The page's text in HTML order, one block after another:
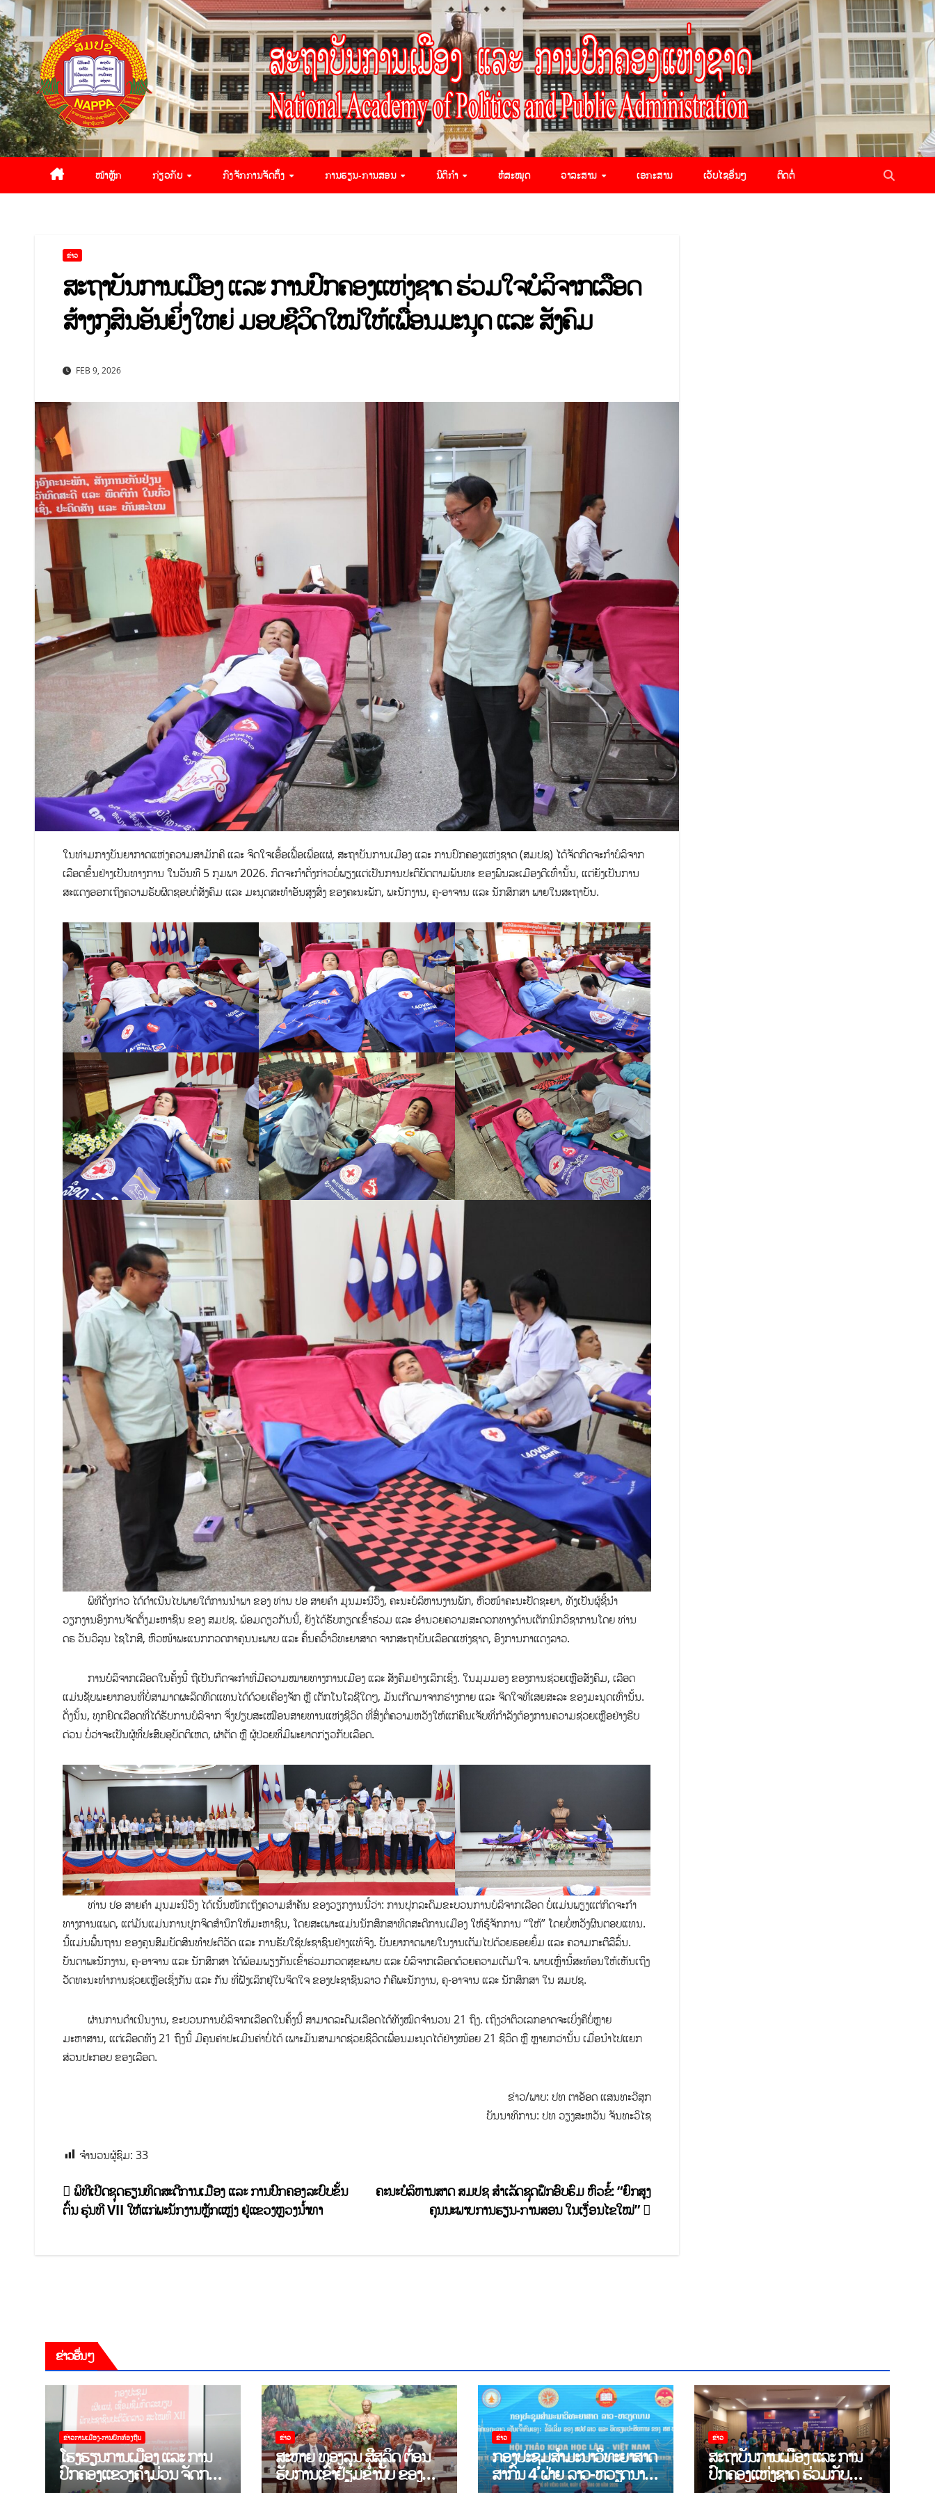
ໜ້າຫຼັກ ກ່ຽວກັບ ກົງຈັກການຈັດຕັ້ງ ການຮຽນ-ການສອນ ນິຕິກຳ ຫໍສະໝຸດ ວາລະສານ ເອກະສານ ເວັບໄຊອື່ນໆ ຕິດຕໍ່
ຂ່າວ
ສະຖາບັນການເມືອງ ແລະ ການປົກຄອງແຫ່ງຊາດ ຮ່ວມໃຈບໍລິຈາກເລືອດ
ສ້າງກຸສົນອັນຍິ່ງໃຫຍ່ ມອບຊີວິດໃໝ່ໃຫ້ເພື່ອນມະນຸດ ແລະ ສັງຄົມ
FEB 9, 2026
ໃນທ່າມກາງບັນຍາກາດແຫ່ງຄວາມສາມັກຄີ ແລະ ຈິດໃຈເອື້ອເຟື້ອເພື່ອແຜ່, ສະຖາບັນການເມືອງ ແລະ ການປົກຄອງແຫ່ງຊາດ (ສມປຊ) ໄດ້ຈັດກິດຈະກຳບໍລິຈາກ
ເລືອດຂຶ້ນຢ່າງເປັນທາງການ ໃນວັນທີ 5 ກຸມພາ 2026. ກິດຈະກຳດັ່ງກ່າວບໍ່ພຽງແຕ່ເປັນການປະຕິບັດຕາມພັນທະ ຂອງພົນລະເມືອງດີເທົ່ານັ້ນ, ແຕ່ຍັງເປັນການ
ສະແດງອອກເຖິງຄວາມຮັບຜິດຊອບຕໍ່ສັງຄົມ ແລະ ມະນຸດສະທຳອັນສູງສົ່ງ ຂອງຄະນະພັກ, ພະນັກງານ, ຄູ-ອາຈານ ແລະ ນັກສຶກສາ ພາຍໃນສະຖາບັນ.
ພິທີດັ່ງກ່າວ ໄດ້ດຳເນີນໄປພາຍໃຕ້ການນຳພາ ຂອງ ທ່ານ ປອ ສາຍຄຳ ມູນມະນີວົງ, ຄະນະບໍລິຫານງານພັກ, ຫົວໜ້າຄະນະປັດຊະຍາ, ທັງເປັນຜູ້ຊີ້ນຳ
ວຽກງານອົງການຈັດຕັ້ງມະຫາຊົນ ຂອງ ສມປຊ. ພ້ອມດຽວກັນນີ້, ຍັງໄດ້ຮັບກຽດເຂົ້າຮ່ວມ ແລະ ອຳນວຍຄວາມສະດວກທາງດ້ານເຕັກນິກວິຊາການໂດຍ ທ່ານ
ດຣ ວັນວິລຸນ ໄຊໂກສີ, ຫົວໜ້າພະແນກກວດກາຄຸນນະພາບ ແລະ ຄົ້ນຄວົ້າວິທະຍາສາດ ຈາກສະຖາບັນເລືອດແຫ່ງຊາດ, ອົງການກາແດງລາວ.
ການບໍລິຈາກເລືອດໃນຄັ້ງນີ້ ຖືເປັນກິດຈະກຳທີ່ມີຄວາມໝາຍທາງການເມືອງ ແລະ ສັງຄົມຢ່າງເລິກເຊິ່ງ. ໃນມຸມມອງ ຂອງການຊ່ວຍເຫຼືອສັງຄົມ, ເລືອດ
ແມ່ນຊັບພະຍາກອນທີ່ບໍ່ສາມາດຜະລິດທົດແທນໄດ້ດ້ວຍເຄື່ອງຈັກ ຫຼື ເຕັກໂນໂລຊີໃດໆ, ມັນເກີດມາຈາກຮ່າງກາຍ ແລະ ຈິດໃຈທີ່ເສຍສະລະ ຂອງມະນຸດເທົ່ານັ້ນ.
ດັ່ງນັ້ນ, ທຸກຢົດເລືອດທີ່ໄດ້ຮັບການບໍລິຈາກ ຈຶ່ງປຽບສະເໝືອນສາຍທານແຫ່ງຊີວິດ ທີ່ສົ່ງຕໍ່ຄວາມຫວັງໃຫ້ແກ່ຄົນເຈັບທີ່ກຳລັງຕ້ອງການຄວາມຊ່ວຍເຫຼືອຢ່າງຮີບ
ດ່ວນ ບໍ່ວ່າຈະເປັນຜູ້ທີ່ປະສົບອຸບັດຕິເຫດ, ຜ່າຕັດ ຫຼື ຜູ້ປ່ວຍທີ່ມີພະຍາດກ່ຽວກັບເລືອດ.
ທ່ານ ປອ ສາຍຄຳ ມູນມະນີວົງ ໄດ້ເນັ້ນໜັກເຖິງຄວາມສຳຄັນ ຂອງວຽກງານນີ້ວ່າ: ການປຸກລະດົມຂະບວນການບໍລິຈາກເລືອດ ບໍ່ແມ່ນພຽງແຕ່ກິດຈະກຳ
ທາງການແພດ, ແຕ່ມັນແມ່ນການປູກຈິດສຳນຶກໃຫ້ມະຫາຊົນ, ໂດຍສະເພາະແມ່ນນັກສຶກສາທິດສະດີການເມືອງ ໃຫ້ຮູ້ຈັກການ “ໃຫ້” ໂດຍບໍ່ຫວັງຜົນຕອບແທນ.
ນີ້ແມ່ນພື້ນຖານ ຂອງຄຸນສົມບັດສິນທຳປະຕິວັດ ແລະ ການຮັບໃຊ້ປະຊາຊົນຢ່າງແທ້ຈິງ. ບັນຍາກາດພາຍໃນງານເຕັມໄປດ້ວຍຮອຍຍິ້ມ ແລະ ຄວາມກະຕືລືລົ້ນ.
ບັນດາພະນັກງານ, ຄູ-ອາຈານ ແລະ ນັກສຶກສາ ໄດ້ພ້ອມພຽງກັນເຂົ້າຮ່ວມກວດສຸຂະພາບ ແລະ ບໍລິຈາກເລືອດດ້ວຍຄວາມເຕັມໃຈ. ພາບເຫຼົ່ານີ້ສະທ້ອນໃຫ້ເຫັນເຖິງ
ວັດທະນະທຳການຊ່ວຍເຫຼືອເຊິ່ງກັນ ແລະ ກັນ ທີ່ຝັງເລິກຢູ່ໃນຈິດໃຈ ຂອງປະຊາຊົນລາວ ກໍຄືພະນັກງານ, ຄູ-ອາຈານ ແລະ ນັກສຶກສາ ໃນ ສມປຊ.
ຜ່ານການດຳເນີນງານ, ຂະບວນການບໍລິຈາກເລືອດໃນຄັ້ງນີ້ ສາມາດລະດົມເລືອດໄດ້ທັງໝົດຈຳນວນ 21 ຖົງ. ເຖິງວ່າຕົວເລກອາດຈະເບິ່ງຄືບໍ່ຫຼາຍ
ມະຫາສານ, ແຕ່ເລືອດທັງ 21 ຖົງນີ້ ມີຄຸນຄ່າປະເມີນຄ່າບໍ່ໄດ້ ເພາະມັນສາມາດຊ່ວຍຊີວິດເພື່ອນມະນຸດໄດ້ຢ່າງໜ້ອຍ 21 ຊີວິດ ຫຼື ຫຼາຍກວ່ານັ້ນ ເມື່ອນຳໄປແຍກ
ສ່ວນປະກອບ ຂອງເລືອດ.
ຂ່າວ/ພາບ:​​​​​​​​​​​​​ ປທ ຕາອັອດ ແສນທະວີສຸກ
ບັນນາທິການ: ປທ ວຽງສະຫວັນ ຈັນທະວິໄຊ
ຈຳນວນຜູ້ຊົມ: 33
ຄະນະບໍລິຫານສາດ ສມປຊ ສຳເລັດຊຸດຝຶກອົບຮົມ ຫົວຂໍ້: “ຍົກສູງ
ຄຸນນະພາບການຮຽນ-ການສອນ ໃນເງື່ອນໄຂໃໝ່”
ພິທີເປີດຊຸດຮຽນທິດສະດີການເມືອງ ແລະ ການປົກຄອງລະບົບຂັ້ນ
ຕົ້ນ ​ຮຸ່ນ​ທີ VII ໃຫ້ແກ່ພະນັກງານຫຼັກແຫຼ່ງ ຢູ່ແຂວງຫຼວງນໍ້າທາ
ຂ່າວອື່ນໆ
ຂ່າວການເມືອງ-ການປົກທ້ອງຖີນ
ໂຮງຮຽນການເມືອງ ແລະ ການ
ປົກຄອງແຂວງຄຳມ່ວນ ຈັດກອງ
ຂ່າວ
ສະຫາຍ ທອງລຸນ ສີສຸລິດ ຕ້ອນ
ຮັບການເຂົ້າຢ້ຽມຂຳ່ນັບ ຂອງ
ຂ່າວ
ກອງປະຊຸມສໍາມະນາວິທະຍາສາດ
ສາກົນ 4 ຝ່າຍ ລາວ-ຫວຽດນາມ
ຂ່າວ
ສະຖາບັນການເມືອງ ແລະ ການ
ປົກຄອງແຫ່ງຊາດ ຮ່ວມກັບ